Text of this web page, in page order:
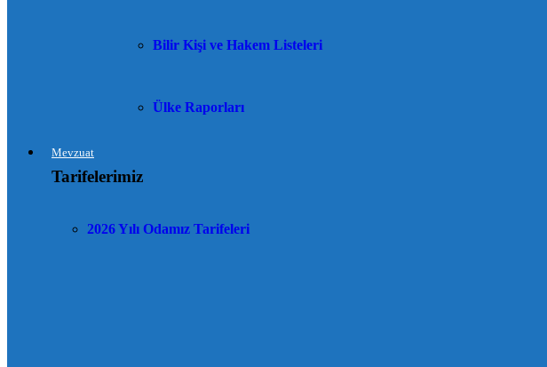
Bilir Kişi ve Hakem Listeleri
Ülke Raporları
Mevzuat
Tarifelerimiz
2026 Yılı Odamız Tarifeleri